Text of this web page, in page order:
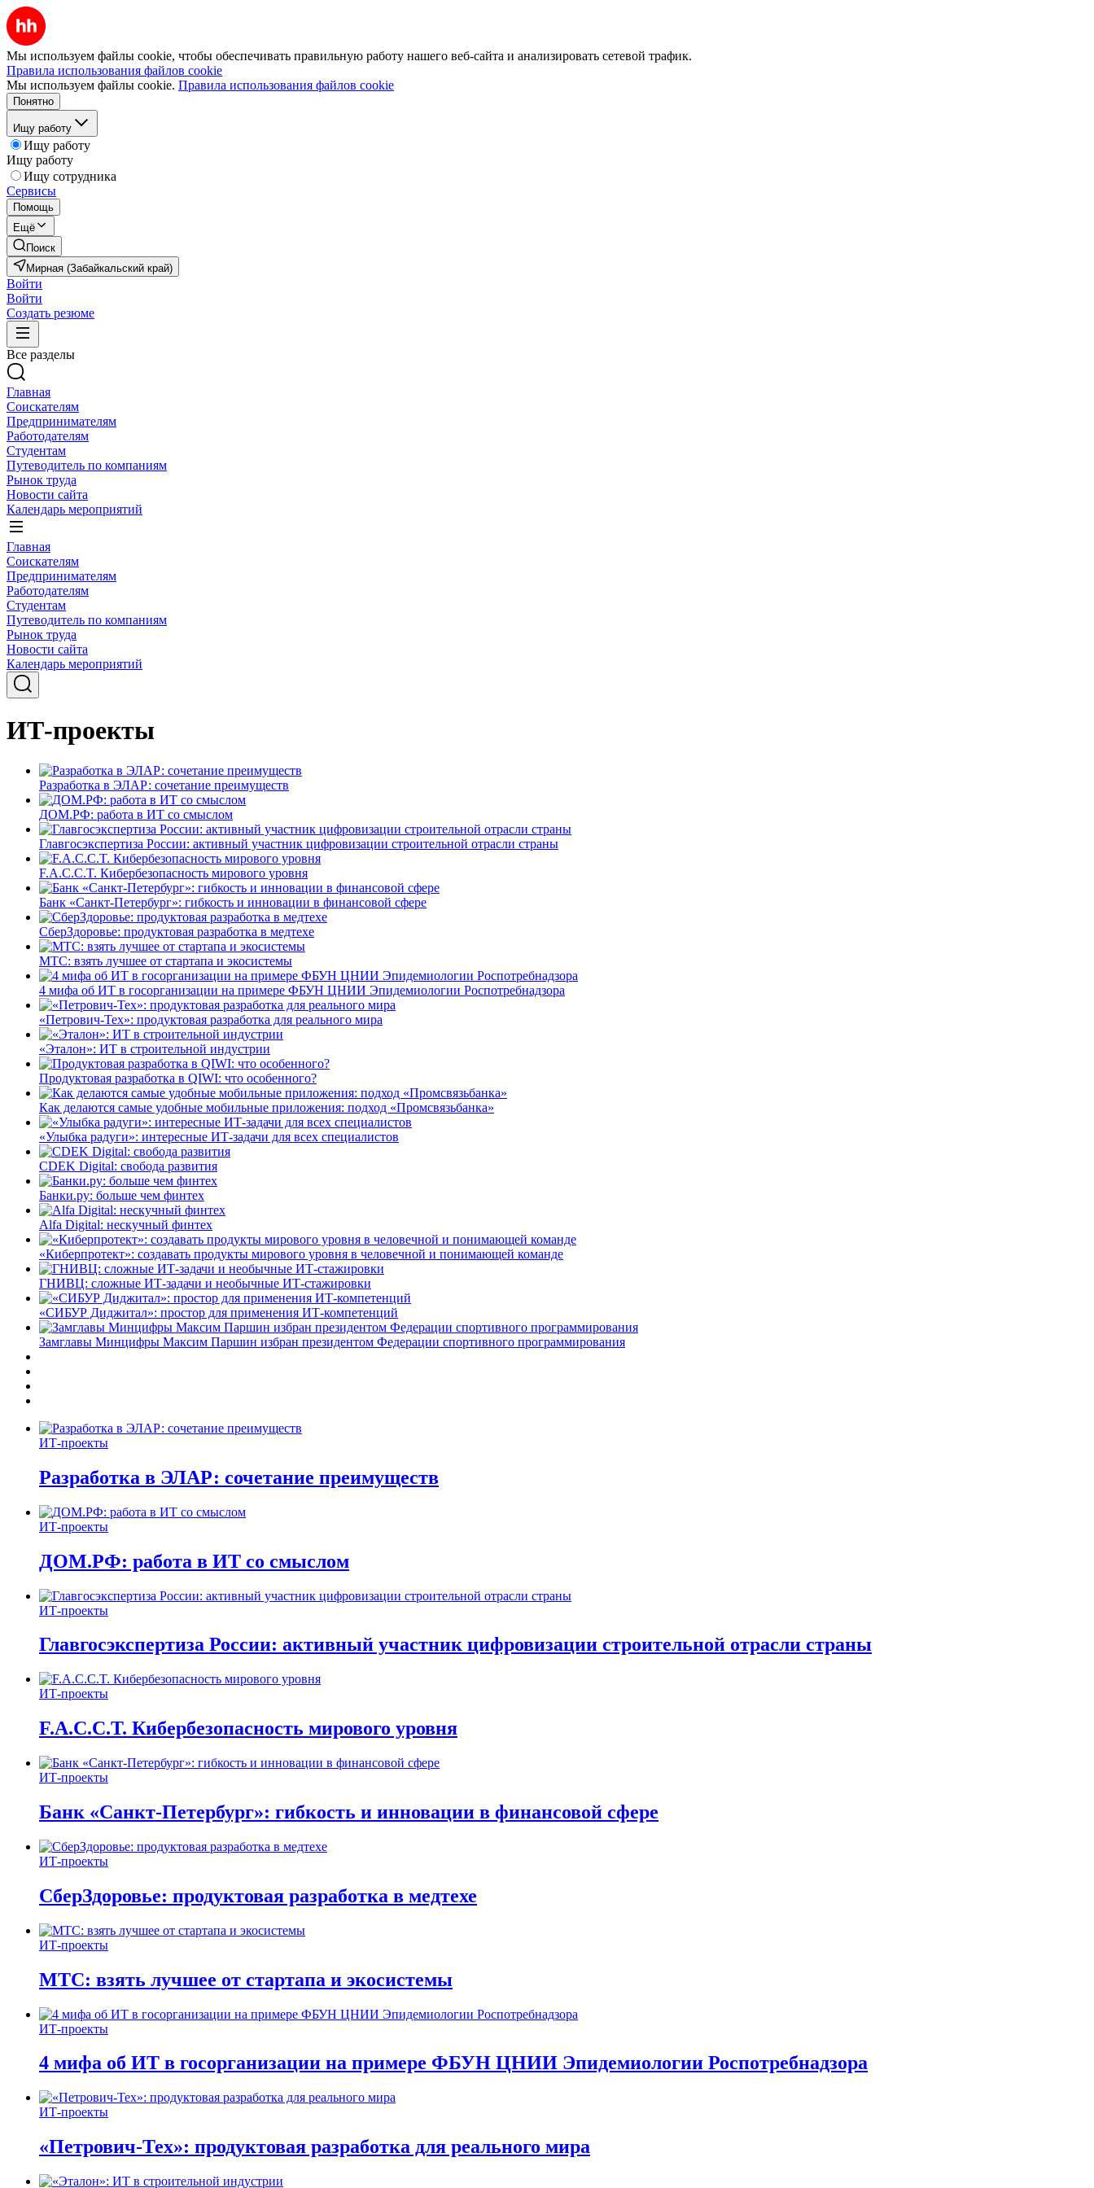
Мы используем файлы cookie, чтобы обеспечивать правильную работу нашего веб-сайта и анализировать сетевой трафик.
Правила использования файлов cookie
Мы используем файлы cookie. Правила использования файлов cookie
Понятно
Ищу работу
Ищу работу
Ищу работу
Ищу сотрудника
Сервисы
Помощь
Ещё
Поиск
Мирная (Забайкальский край)
Войти
Войти
Создать резюме
Все разделы
Главная
Соискателям
Предпринимателям
Работодателям
Студентам
Путеводитель по компаниям
Рынок труда
Новости сайта
Календарь мероприятий
Главная
Соискателям
Предпринимателям
Работодателям
Студентам
Путеводитель по компаниям
Рынок труда
Новости сайта
Календарь мероприятий
ИТ-проекты
Разработка в ЭЛАР: сочетание преимуществ
ДОМ.РФ: работа в ИТ со смыслом
Главгосэкспертиза России: активный участник цифровизации строительной отрасли страны
F.A.C.C.T. Кибербезопасность мирового уровня
Банк «Санкт-Петербург»: гибкость и инновации в финансовой сфере
СберЗдоровье: продуктовая разработка в медтехе
МТС: взять лучшее от стартапа и экосистемы
4 мифа об ИТ в госорганизации на примере ФБУН ЦНИИ Эпидемиологии Роспотребнадзора
«Петрович-Тех»: продуктовая разработка для реального мира
«Эталон»: ИТ в строительной индустрии
Продуктовая разработка в QIWI: что особенного?
Как делаются самые удобные мобильные приложения: подход «Промсвязьбанка»
«Улыбка радуги»: интересные ИТ-задачи для всех специалистов
CDEK Digital: свобода развития
Банки.ру: больше чем финтех
Alfa Digital: нескучный финтех
«Киберпротект»: создавать продукты мирового уровня в человечной и понимающей команде
ГНИВЦ: сложные ИТ‑задачи и необычные ИТ‑стажировки
«СИБУР Диджитал»: простор для применения ИТ-компетенций
Замглавы Минцифры Максим Паршин избран президентом Федерации спортивного программирования
ИТ-проекты
Разработка в ЭЛАР: сочетание преимуществ
ИТ-проекты
ДОМ.РФ: работа в ИТ со смыслом
ИТ-проекты
Главгосэкспертиза России: активный участник цифровизации строительной отрасли страны
ИТ-проекты
F.A.C.C.T. Кибербезопасность мирового уровня
ИТ-проекты
Банк «Санкт-Петербург»: гибкость и инновации в финансовой сфере
ИТ-проекты
СберЗдоровье: продуктовая разработка в медтехе
ИТ-проекты
МТС: взять лучшее от стартапа и экосистемы
ИТ-проекты
4 мифа об ИТ в госорганизации на примере ФБУН ЦНИИ Эпидемиологии Роспотребнадзора
ИТ-проекты
«Петрович-Тех»: продуктовая разработка для реального мира